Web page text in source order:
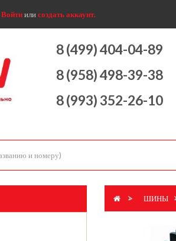
Войтиилисоздать аккаунт.
8 (499) 404-04-89
8 (958) 498-39-38
8 (993) 352-26-10
> ШИНЫ